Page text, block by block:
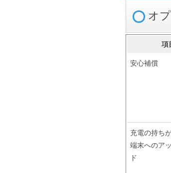
オ
項
安心補償
充電の持ち
端末へのア
ド